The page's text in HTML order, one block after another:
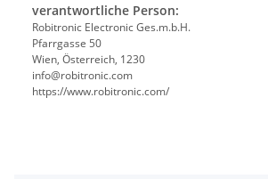
verantwortliche Person:
Robitronic Electronic Ges.m.b.H.
Pfarrgasse 50
Wien, Österreich, 1230
info@robitronic.com
https://www.robitronic.com/